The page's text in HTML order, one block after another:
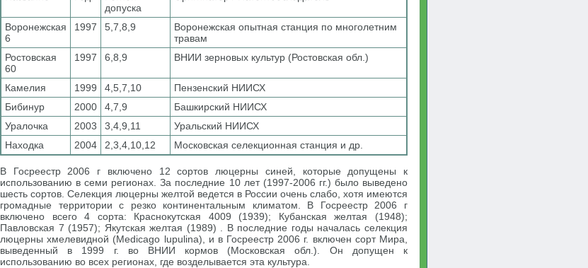
допуска
Воронежская
6
1997 5,7,8,9
Воронежская опытная станция по многолетним
травам
Ростовская
60
1997 6,8,9 ВНИИ зерновых культур (Ростовская обл.)
Камелия 1999 4,5,7,10
Пензенский НИИСХ
Бибинур
2000 4,7,9
Башкирский НИИСХ
Уралочка
2003 3,4,9,11
Уральский НИИСХ
Находка
2004 2,3,4,10,12 Московская селекционная станция и др.
В Госреестр 2006 г включено 12 сортов люцерны синей, которые допущены к
использованию в семи регионах. За последние 10 лет (1997-2006 гг.) было выведено
шесть сортов. Селекция люцерны желтой ведется в России очень слабо, хотя имеются
громадные территории с резко континентальным климатом. В Госреестр 2006 г
включено всего 4 сорта: Краснокутская 4009 (1939); Кубанская желтая (1948);
Павловская 7 (1957); Якутская желтая (1989) . В последние годы началась селекция
люцерны хмелевидной (Medicago lupulina), и в Госреестр 2006 г. включен сорт Мира,
выведенный в 1999 г. во ВНИИ кормов (Московская обл.). Он допущен к
использованию во всех регионах, где возделывается эта культура.